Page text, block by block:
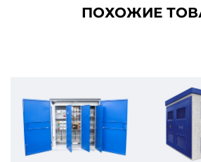
ПОХОЖИЕ